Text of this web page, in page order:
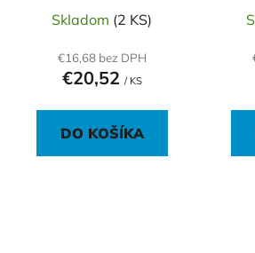
Skladom (2 KS)
€16,68 bez DPH
€20,52 / KS
DO KOŠÍKA